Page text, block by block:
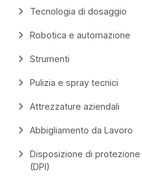
Tecnologia di dosaggio
Robotica e automazione
Strumenti
Pulizia e spray tecnici
Attrezzature aziendali
Abbigliamento da Lavoro
Disposizione di protezione
(DPI)